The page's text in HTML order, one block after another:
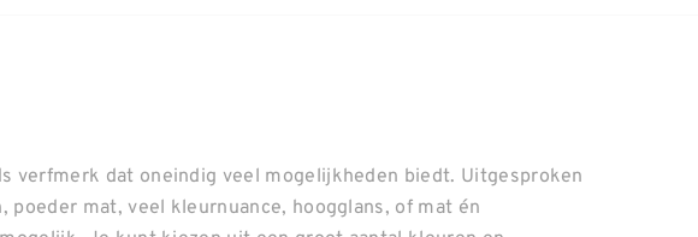
verfmerk dat oneindig veel mogelijkheden biedt. Uitgesproken
mat, veel kleurnuance, hoogglans, of mat én